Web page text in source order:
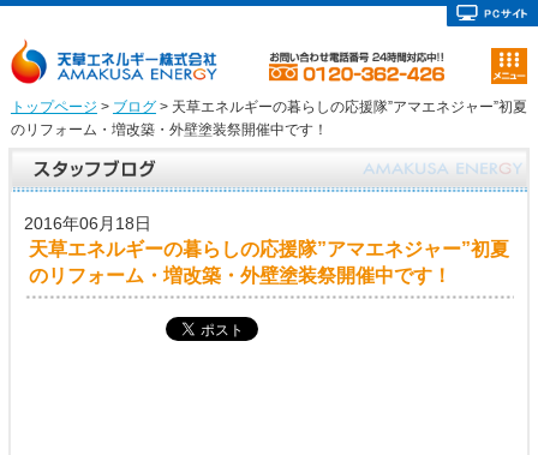
トップページ > ブログ> 天草エネルギーの暮らしの応援隊”アマエネジャー”初夏
のリフォーム・増改築・外壁塗装祭開催中です！
2016年06月18日
天草エネルギーの暮らしの応援隊”アマエネジャー”初夏
のリフォーム・増改築・外壁塗装祭開催中です！